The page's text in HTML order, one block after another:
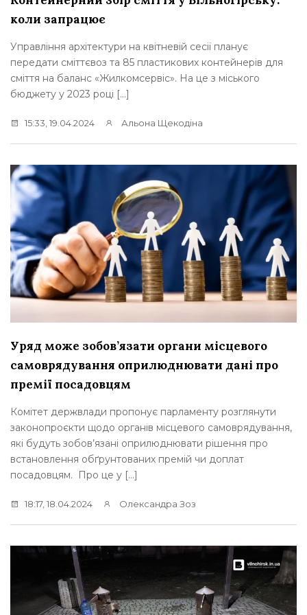
коли запрацює
Управління архітектури на квітневій сесії планує
передати сміттєвоз та 85 пластикових контейнерів для
сміття на баланс «Жилкомсервіс». На це з міського
бюджету у 2023 році […]
15:33, 19.04.2024 Альона Щекодіна
Уряд може зобов’язати органи місцевого
самоврядування оприлюднювати дані про
премії посадовцям
Комітет держвлади пропонує парламенту розглянути
законопроєкти щодо органів місцевого самоврядування,
які будуть зобов’язані оприлюднювати рішення про
встановлення обґрунтованих премій чи доплат
посадовцям. Про це у […]
18:17, 18.04.2024 Олександра Зоз